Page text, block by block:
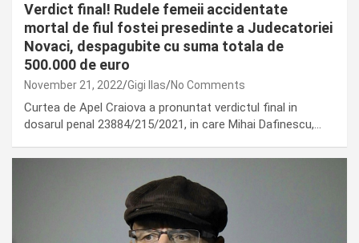
Verdict final! Rudele femeii accidentate
mortal de fiul fostei presedinte a Judecatoriei
Novaci, despagubite cu suma totala de
500.000 de euro
November 21, 2022 Gigi Ilas No Comments
Curtea de Apel Craiova a pronuntat verdictul final in
dosarul penal 23884/215/2021, in care Mihai Dafinescu,…